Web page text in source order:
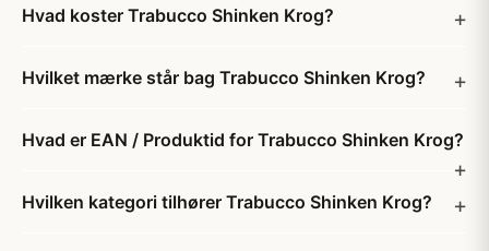
Hvad koster Trabucco Shinken Krog?
Hvilket mærke står bag Trabucco Shinken Krog?
Hvad er EAN / Produktid for Trabucco Shinken Krog?
Hvilken kategori tilhører Trabucco Shinken Krog?